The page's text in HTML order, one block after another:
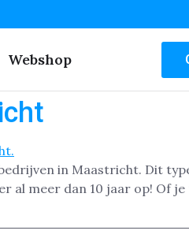
Webshop
in Maastricht. Dit
al meer dan 10 jaar op! Of je